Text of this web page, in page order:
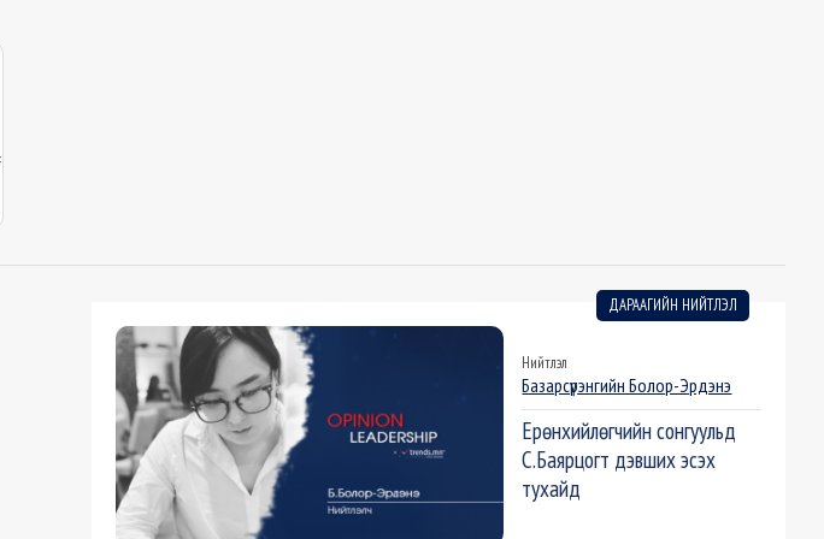
ДАРААГИЙН НИЙТЛЭЛ
Нийтлэл
Базарсүрэнгийн Болор-Эрдэнэ
Ерөнхийлөгчийн сонгуульд
С.Баярцогт дэвших эсэх
тухайд